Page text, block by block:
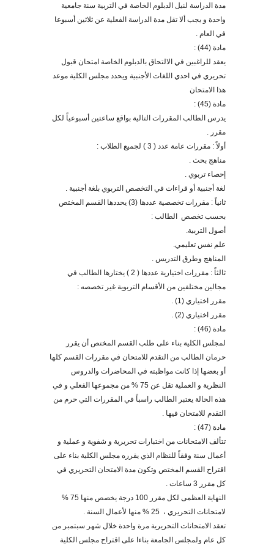
مدة الدراسة لنيل الدبلوم الخاصة في التربية سنة جامعية
واحدة و يجب ألا تقل مدة الدراسة الفعلية عن ثلاثين أسبوعا
في العام .
مادة (44) :
يعقد للراغبين في الالتحاق بالدبلوم الخاصة امتحان قبول
تحريري في احدي اللغات الأجنبية ويحدد مجلس الكلية موعد
هذا الامتحان
مادة (45) :
يدرس الطالب المقررات التالية بواقع ساعتين أسبوعياً لكل
مقرر .
أولا : مقررات عامة عدد ( 3 ) لجميع الطلاب :
مناهج بحث .
إحصاء تربوي .
لغة أجنبية أو قراءات في التخصص التربوي بلغة أجنبية .
ثانيا
: مقررات تخصصية عددها (3) يحددها القسم المختص
بحسب تخصص الطالب :
أصول التربية.
علم نفس تعليمي.
المناهج وطرق التدريس .
ثالثا
: مقررات اختيارية عددها ( 2 ) يختارها الطالب في
مجالين مختلفين من الأقسام التربوية غير تخصصه :
مقرر اختياري (1) .
مقرر اختياري (2) .
مادة (46) :
لمجلس الكلية بناء على طلب القسم المختص أن يقرر
حرمان الطالب من التقدم للامتحان في مقررات القسم كلها
أو بعضها إذا كانت مواظبته في المحاضرات والدروس
النظرية و العملية تقل عن 75 % من مجموعها الفعلي و في
هذه الحالة يعتبر الطالب راسباً في المقررات التي حرم من
التقدم للامتحان فيها .
مادة (47) :
تتألف الامتحانات من اختبارات تحريرية و شفوية و عملية و
أعمال سنة وفقاً للنظام الذي يقرره مجلس الكلية بناء على
اقتراح القسم المختص وتكون مدة الامتحان التحريري في
كل مقرر 3 ساعات .
النهاية العظمى لكل مقرر 100 درجة يخصص منها 75 %
لامتحانات التحريري ، 25 % منها لأعمال السنة .
تعقد الامتحانات التحريرية مر ة واحدة خلال شهر سبتمبر من
كل عام ولمجلس الجامعة بناءا على اقتراح مجلس الكلية